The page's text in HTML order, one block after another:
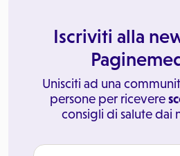
Iscriviti alla
Unisciti ad una
persone per ricevere
consigli di salute dai